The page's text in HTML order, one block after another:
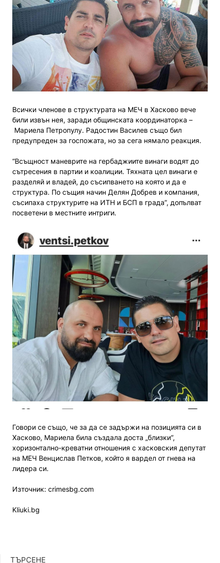
Всички членове в структурата на МЕЧ в Хасково вече
били извън нея, заради общинската координаторка –
Мариела Петропулу. Радостин Василев също бил
предупреден за госпожата, но за сега нямало реакция.
“Всъщност маневрите на гербаджиите винаги водят до
сътресения в партии и коалиции. Тяхната цел винаги е
разделяй и владей, до съсипването на която и да е
структура. По същия начин Делян Добрев и компания,
съсипаха структурите на ИТН и БСП в града”, допълват
посветени в местните интриги.
Говори се също, че за да се задържи на позицията си в
Хасково, Мариела била създала доста „близки“,
хоризонтално-креватни отношения с хасковския депутат
на МЕЧ Венцислав Петков, който я вардел от гнева на
лидера си.
Източник: crimesbg.com
Kliuki.bg
ТЪРСЕНЕ